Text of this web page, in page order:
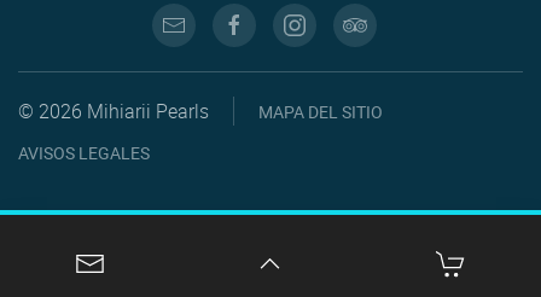
© 2026 Mihiarii Pearls
MAPA DEL SITIO
AVISOS LEGALES